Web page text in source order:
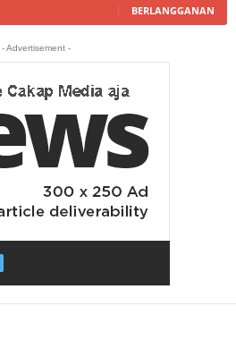
BERLANGGANAN
- Advertisement -